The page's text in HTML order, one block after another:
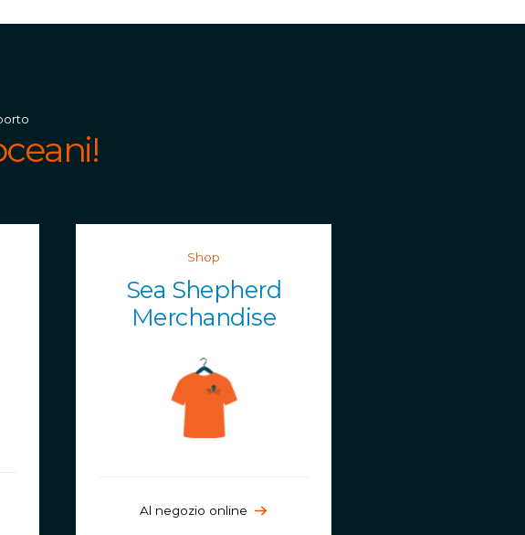
Shop
Sea Shepherd
Merchandise
Al negozio online